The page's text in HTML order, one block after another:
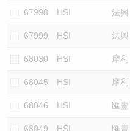
67998 HSI 法興
67999 HSI 法興
68030 HSI 摩利
68045 HSI 摩利
68046 HSI 匯豐
68049 HSI 匯豐